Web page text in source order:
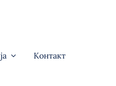
Контакт